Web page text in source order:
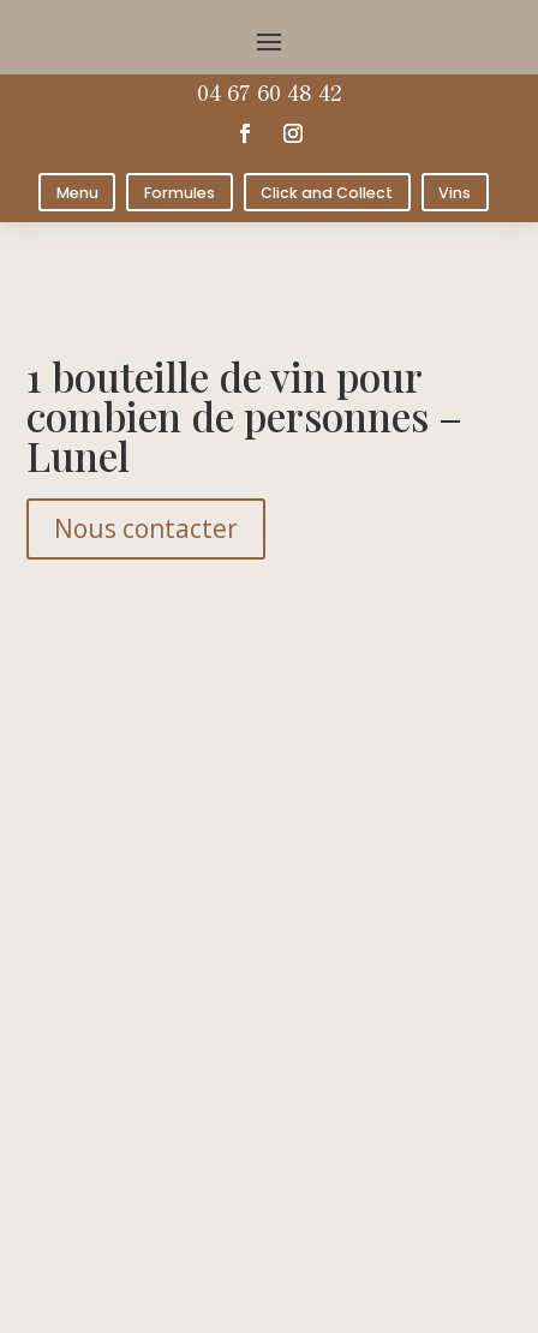
04 67 60 48 42
Menu Formules Click and Collect Vins
1 bouteille de vin pour
combien de personnes –
Lunel
Nous contacter